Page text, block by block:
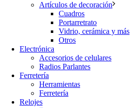
Artículos de decoración
Cuadros
Portarretrato
Vidrio, cerámica y más
Otros
Electrónica
Accesorios de celulares
Radios Parlantes
Ferretería
Herramientas
Ferretería
Relojes